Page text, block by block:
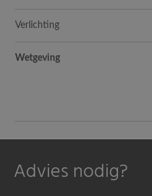
Verlichting
Wetgeving
Advies nodig?